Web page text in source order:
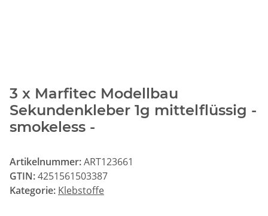
3 x Marfitec Modellbau
Sekundenkleber 1g mittelflüssig -
smokeless -
Artikelnummer:ART123661
GTIN:4251561503387
Kategorie: Klebstoffe